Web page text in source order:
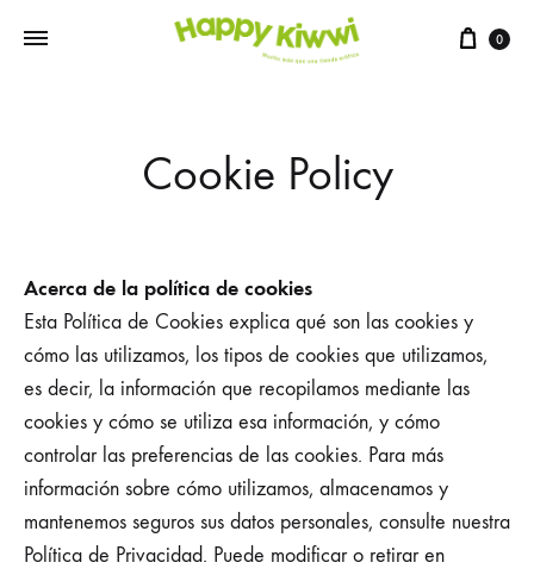
0
Cookie Policy
Acerca de la política de cookies
Esta Política de Cookies explica qué son las cookies y
cómo las utilizamos, los tipos de cookies que utilizamos,
es decir, la información que recopilamos mediante las
cookies y cómo se utiliza esa información, y cómo
controlar las preferencias de las cookies. Para más
información sobre cómo utilizamos, almacenamos y
mantenemos seguros sus datos personales, consulte nuestra
Política de Privacidad. Puede modificar o retirar en